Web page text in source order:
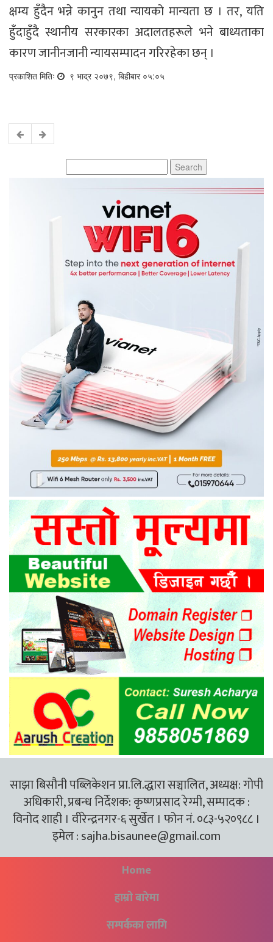
क्षम्य हुँदैन भन्ने कानुन तथा न्यायको मान्यता छ । तर, यति
हुँदाहुँदै स्थानीय सरकारका अदालतहरूले भने बाध्यताका
कारण जानीनजानी न्यायसम्पादन गरिरहेका छन् ।
प्रकाशित मितिः ९ भाद्र २०७९, बिहीबार ०५:०५
for:
साझा बिसौनी पब्लिकेशन प्रा.लि.द्धारा सञ्चालित, अध्यक्ष: गोपी
अधिकारी, प्रबन्ध निर्देशक: कृष्णप्रसाद रेग्मी, सम्पादक :
विनोद शाही । वीरेन्द्रनगर-६ सुर्खेत । फोन नं. ०८३-५२०९८८ ।
इमेल :sajha.bisaunee@gmail.com
Home
हाम्रो बारेमा
सम्पर्कका लागि